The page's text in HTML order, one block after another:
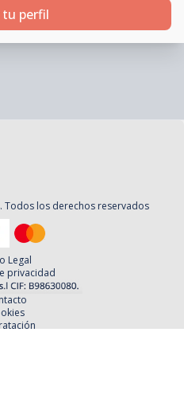
tu perfil
. Todos los derechos reservados
Legal
privacidad